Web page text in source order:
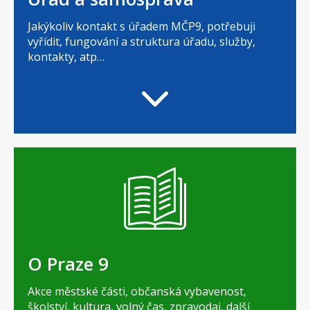
Jakýkoliv kontakt s úřadem MČP9, potřebuji
vyřídit, fungování a struktura úřadu, služby,
kontakty, atp…
O Praze 9
Akce městské části, občanská vybavenost,
školství, kultura, volný čas, zpravodaj, další